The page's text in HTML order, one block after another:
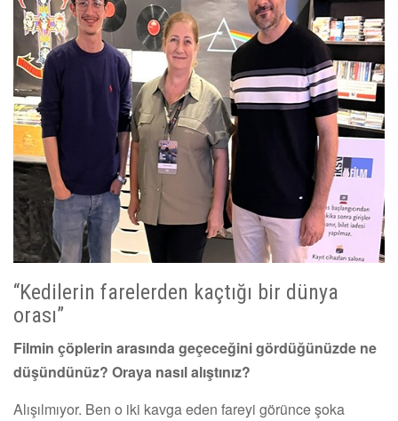
“Kedilerin farelerden kaçtığı bir dünya
orası”
Filmin çöplerin arasında geçeceğini gördüğünüzde ne
düşündünüz? Oraya nasıl alıştınız?
Alışılmıyor. Ben o iki kavga eden fareyi görünce şoka